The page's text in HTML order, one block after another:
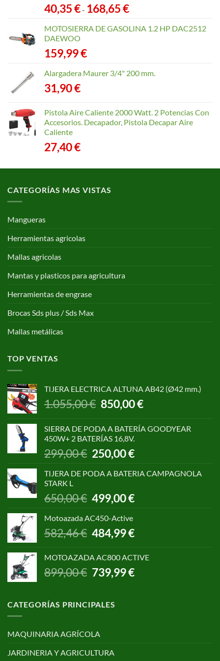
40,35€- 168,65€Rango
precios:
MOTOSIERRA DE GASOLINA 1.2 HP DAC2512
DAEWOO
159,99€
Alargadera Maurer 3/4" 200 mm.
31,90€
Pistola Aire Caliente 2000 Watt. 2 Potencias Con
Accesorios. Decapador, Pistola Decapar Aire
Caliente
27,40€
CATEGORÍAS MAS VISTAS
Mangueras
Herramientas agricolas
Mallas agricolas
Mantas y plasticos para agricultura
Herramientas de engrase
Brocas Sds plus / Sds Max
Mallas metálicas
TOP VENTAS
TIJERA ELECTRICA ALTUNA AB42 (Ø42 mm.)
1.055,00€ El
precio
era:
1.055,00 €.
850,00€El
precio
es:
SIERRA DE PODA A BATERÍA GOODYEAR
450W+ 2 BATERÍAS 16,8V.
299,00€ El
precio
original
299,00 €.
250,00€El
precio
actual
250,00 €.
TIJERA DE PODA A BATERIA CAMPAGNOLA
STARK L
650,00€
El
precio
original
650,00 €.
499,00€El
precio
499,00 €.
Motoazada AC450-Active
582,46€
El
precio
era:
582,46 €.
484,99€El
precio
es:
484,99 €.
MOTOAZADA AC800 ACTIVE
899,00€ El
precio
era:
899,00 €.
739,99€El
precio
CATEGORÍAS PRINCIPALES
MAQUINARIA AGRÍCOLA
JARDINERIA Y AGRICULTURA